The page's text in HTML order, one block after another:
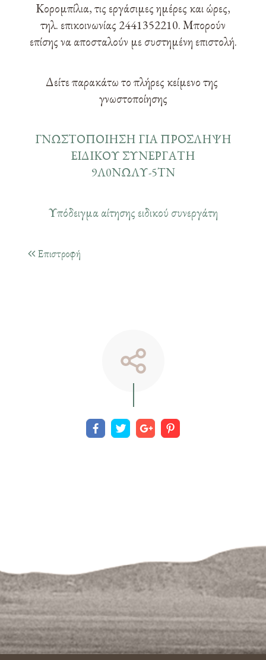
Κορομπίλια, τις εργάσιμες ημέρες και ώρες,
τηλ. επικοινωνίας 2441352210. Μπορούν
επίσης να αποσταλούν με συστημένη επιστολή.
Δείτε παρακάτω το πλήρες κείμενο της
γνωστοποίησης
ΓΝΩΣΤΟΠΟΙΗΣΗ ΓΙΑ ΠΡΟΣΛΗΨΗ
ΕΙΔΙΚΟΥ ΣΥΝΕΡΓΑΤΗ
9Λ0ΝΩΛΥ-5ΤΝ
Υπόδειγμα αίτησης ειδικού συνεργάτη
Επιστροφή